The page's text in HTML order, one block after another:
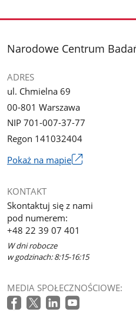
stopka
Narodowe Centrum
ADRES
ul. Chmielna 69
00-801 Warszawa
NIP 701-007-37-77
Regon 141032404
Pokaż na mapie
się
w
nowym
oknie
KONTAKT
Skontaktuj się z nami
pod numerem:
+48 22 39 07 401
W dni robocze
w godzinach: 8:15-16:15
MEDIA SPOŁECZNOŚCIOWE: